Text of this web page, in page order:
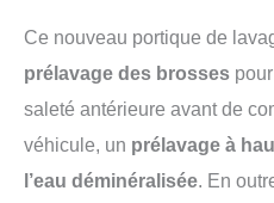
Ce nouveau portique de
prélavage des brosses
saleté antérieure avant de
véhicule, un prélavage à
l’eau déminéralisée. En